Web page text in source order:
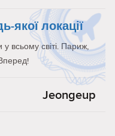
якої локації
всьому світі. Париж,
Jeongeup